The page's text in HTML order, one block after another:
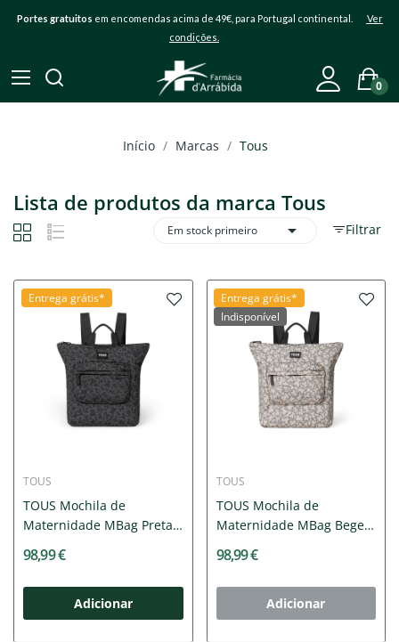
Portes gratuitos em encomendas acima de 49€, para Portugal continental. Ver
condições.
0
Início Marcas Tous
Lista de produtos da marca Tous
Filtrar
Em stock primeiro 
Entrega grátis*
TOUS
TOUS Mochila de
Maternidade MBag Preta
98,99 €
Adicionar
Entrega grátis*
Indisponível
TOUS
TOUS Mochila de
Maternidade MBag Bege |
98,99 €
Adicionar